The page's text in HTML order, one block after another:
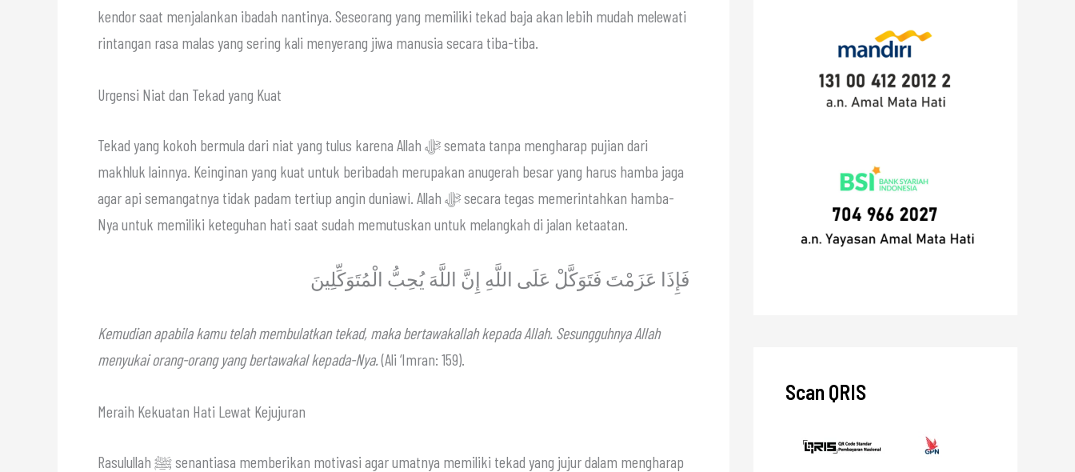
kendor saat menjalankan ibadah nantinya. Seseorang yang memiliki tekad baja akan lebih mudah melewati
rintangan rasa malas yang sering kali menyerang jiwa manusia secara tiba-tiba.
Urgensi Niat dan Tekad yang Kuat
Tekad yang kokoh bermula dari niat yang tulus karena Allah ﷻ semata tanpa mengharap pujian dari
makhluk lainnya. Keinginan yang kuat untuk beribadah merupakan anugerah besar yang harus hamba jaga
agar api semangatnya tidak padam tertiup angin duniawi. Allah ﷻ secara tegas memerintahkan hamba-
Nya untuk memiliki keteguhan hati saat sudah memutuskan untuk melangkah di jalan ketaatan.
فَإِذَا عَزَمْتَ فَتَوَكَّلْ عَلَى اللَّهِ إِنَّ اللَّهَ يُحِبُّ الْمُتَوَكِّلِينَ
Kemudian apabila kamu telah membulatkan tekad, maka bertawakallah kepada Allah. Sesungguhnya Allah
menyukai orang-orang yang bertawakal kepada-Nya.(Ali ‘Imran: 159).
Meraih Kekuatan Hati Lewat Kejujuran
Rasulullah ﷺ senantiasa memberikan motivasi agar umatnya memiliki tekad yang jujur dalam mengharap
Scan QRIS